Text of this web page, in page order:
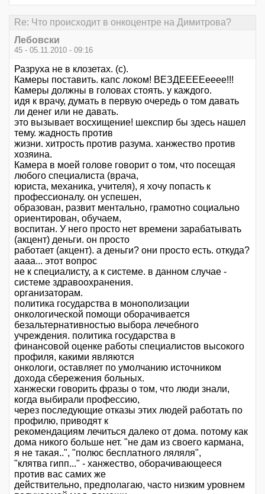
Re: Что происходит в онкоцентре на Димитрова?
Лебовски
45 - 05.11.2010 - 09:16
Разруха не в клозетах. (с).
Камеры поставить. капс локом! ВЕЗДЕЕЕЕееее!!!
Камеры должны в головах стоять. у каждого.
идя к врачу, думать в первую очередь о том давать
ли денег или не давать.
это вызывает восхищение! шекспир бы здесь нашел
тему. жадность против
жизни. хитрость против разума. ханжество против
хозяина.
Камера в моей голове говорит о том, что посещая
любого специалиста (врача,
юриста, механика, учителя), я хочу попасть к
профессионалу. он успешен,
образован, развит ментально, грамотно социально
ориентирован, обучаем,
воспитан. У него просто нет времени зарабатывать
(акцент) деньги. он просто
работает (акцент). а деньги? они просто есть. откуда?
аааа... этот вопрос
не к специалисту, а к системе. в данном случае -
системе здравоохранения.
организаторам.
политика государства в монополизации
онкологической помощи оборачивается
безальтернативностью выбора лечебного
учреждения. политика государства в
финансовой оценке работы специалистов высокого
профиля, какими являются
онкологи, оставляет по умолчанию источником
дохода сбережения больных.
ханжески говорить фразы о том, что люди знали,
когда выбирали профессию,
через последующие отказы этих людей работать по
профилю, приводят к
рекомендациям лечиться далеко от дома. потому как
дома никого больше нет. "не дам из своего кармана,
я не такая..", "полюс бесплатного ляляля",
"клятва гипп..." - ханжество, оборачивающееся
против вас самих же
действительно, предполагаю, часто низким уровнем